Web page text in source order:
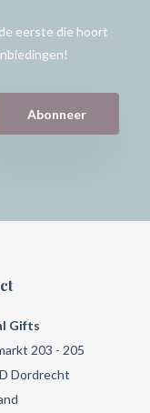
eerste die hoort
Abonneer
Gifts
203 - 205
Dordrecht